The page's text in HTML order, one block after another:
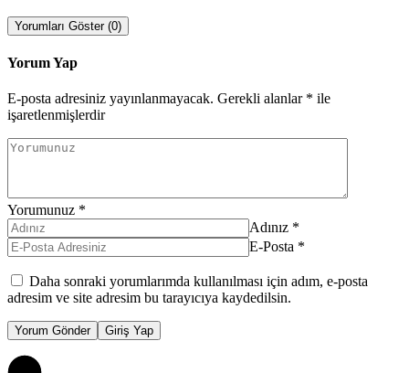
Yorumları Göster (0)
Yorum Yap
E-posta adresiniz yayınlanmayacak. Gerekli alanlar * ile
işaretlenmişlerdir
Yorumunuz *
Adınız *
E-Posta *
Daha sonraki yorumlarımda kullanılması için adım, e-posta
adresim ve site adresim bu tarayıcıya kaydedilsin.
Yorum Gönder Giriş Yap